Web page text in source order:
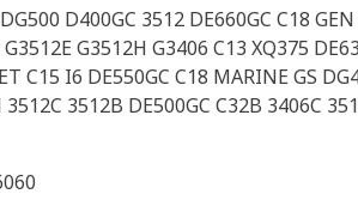
D400GC 3512 DE660GC C18
G3512H G3406 C13 XQ375
C15 I6 DE550GC C18 MARINE GS
3512B DE500GC C32B 3406C